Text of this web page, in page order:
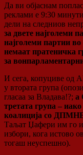
Да ви објаснам
реклами е 9:30
дели на следниов
за двете најголеми
најголеми партии
немаат пратеничка
за
И сега, копуциве од
у втората група
гласаа за Владава!?; a
третата група –
коалиција со
Таљат Џафери им го
избори, кога истово
тогаш неуспешно).